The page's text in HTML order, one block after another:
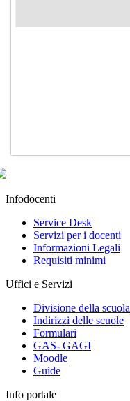
Infodocenti
Service Desk
Servizi per i docenti
Informazioni Legali
Requisiti minimi
Uffici e Servizi
Divisione della scuola
Indirizzi delle scuole
Formulari
GAS- GAGI
Moodle
Guide
Info portale